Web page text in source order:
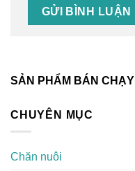
SẢN PHẨM BÁN CHẠY
CHUYÊN MỤC
Chăn nuôi